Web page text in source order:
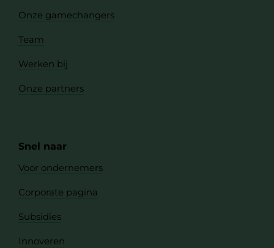
Onze gamechangers
Team
Werken bij
Onze partners
Snel naar
Voor ondernemers
Corporate pagina
Subsidies
Innoveren